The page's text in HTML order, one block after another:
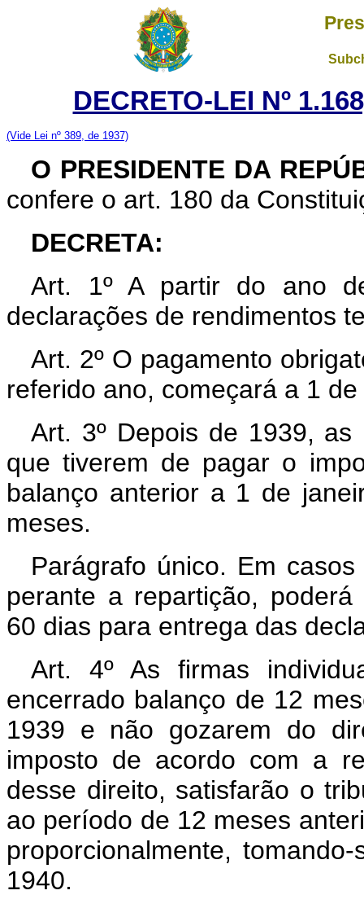
DECRETO-LEI Nº
(Vide Lei nº 389, de 1937)
O PRESIDENTE DA
confere o art. 180 da
DECRETA:
Art. 1º A partir do ano
declarações de rendimentos
Art. 2º O pagamento
referido ano, começará a 1
Art. 3º Depois de 1939,
que tiverem de pagar o
balanço anterior a 1 de
meses.
Parágrafo único. Em
perante a repartição,
60 dias para entrega das
Art. 4º As firmas
encerrado balanço de 12
1939 e não gozarem do
imposto de acordo com a
desse direito, satisfarão o
ao período de 12 meses
proporcionalmente,
1940.